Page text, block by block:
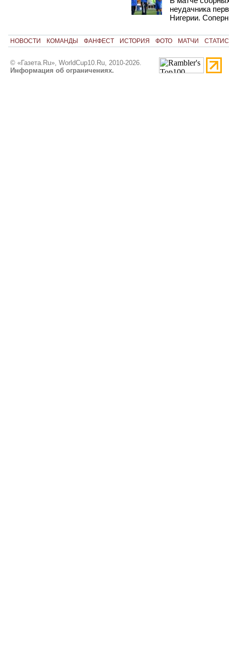
неудачника
Нигерии.
НОВОСТИ КОМАНДЫ ФАНФЕСТ ИСТОРИЯ ФОТО МАТЧИ
© «Газета.Ru», WorldCup10.Ru, 2010-2026.
Информация об ограничениях.